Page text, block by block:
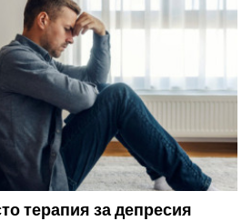
терапия за депресия